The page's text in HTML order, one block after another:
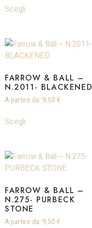
Scegli
FARROW & BALL –
N.2011- BLACKENED
A partire da: 9,50 €
Scegli
FARROW & BALL –
N.275- PURBECK
STONE
A partire da: 9,50 €